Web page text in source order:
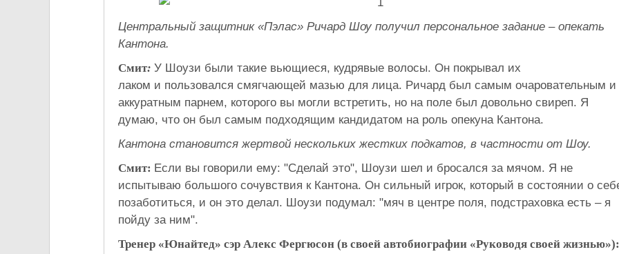
Центральный защитник «Пэлас» Ричард Шоу получил персональное задание – опекать
Кантона.
Смит: У Шоузи были такие вьющиеся, кудрявые волосы. Он покрывал их
лаком и пользовался смягчающей мазью для лица. Ричард был самым очаровательным и
аккуратным парнем, которого вы могли встретить, но на поле был довольно свиреп. Я
думаю, что он был самым подходящим кандидатом на роль опекуна Кантона.
Кантона становится жертвой нескольких жестких подкатов, в частности от Шоу.
Смит: Если вы говорили ему: "Сделай это", Шоузи шел и бросался за мячом. Я не
испытываю большого сочувствия к Кантона. Он сильный игрок, который в состоянии о
позаботиться, и он это делал. Шоузи подумал: "мяч в центре поля, подстраховка есть – я
пойду за ним".
Тренер «Юнайтед» сэр Алекс Фергюсон (в своей автобиографии «Руководя своей жизнью»):